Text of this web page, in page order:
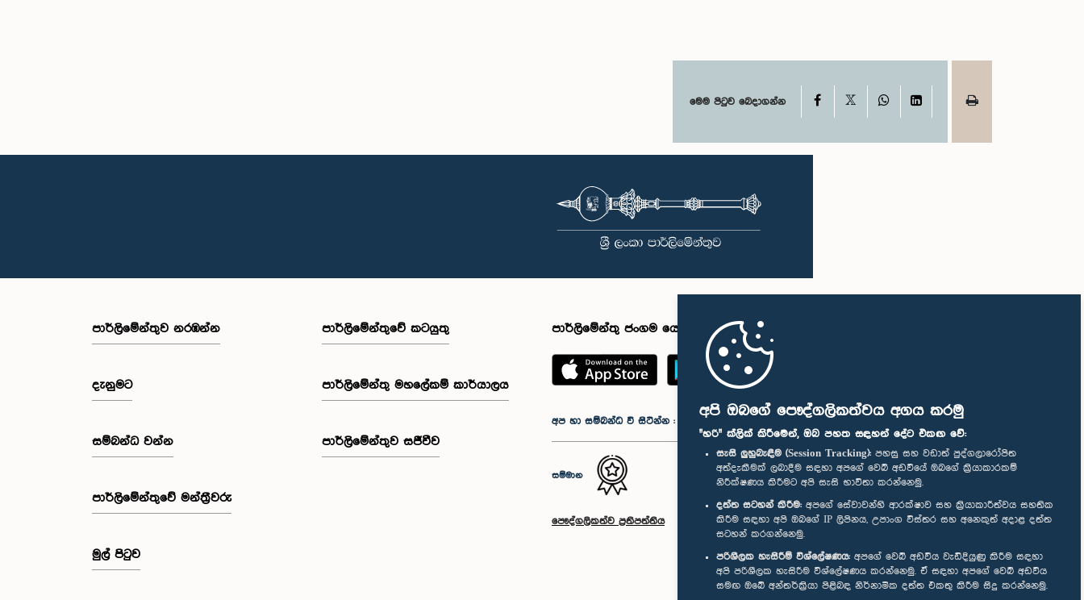
අපි ඔබගේ පෞද්ගලිකත්වය අගය කරමු
"හරි" ක්ලික් කිරීමෙන්, ඔබ පහත සඳහන් දේට එකඟ වේ:
සැසි ලුහුබැඳීම (Session Tracking): පහසු සහ වඩාත් පුද්ගලාරෝපිත
අත්දැකීමක් ලබාදීම සඳහා අපගේ වෙබ් අඩවියේ ඔබගේ ක්‍රියාකාරකම්
නිරීක්ෂණය කිරීමට අපි සැසි භාවිතා කරන්නෙමු.
දත්ත සටහන් කිරීම: අපගේ සේවාවන්හි ආරක්ෂාව සහ ක්‍රියාකාරීත්වය සහතික
කිරීම සඳහා අපි ඔබගේ IP ලිපිනය, උපාංග විස්තර සහ අනෙකුත් අදාළ දත්ත
සටහන් කරගන්නෙමු.
පරිශීලක හැසිරීම් විශ්ලේෂණය: අපගේ වෙබ් අඩවිය වැඩිදියුණු කිරීම සඳහා
අපි පරිශීලක හැසිරීම විශ්ලේෂණය කරන්නෙමු. ඒ සඳහා අපගේ වෙබ් අඩවිය
සමඟ ඔබේ අන්තර්ක්‍රියා පිළිබඳ නිර්නාමික දත්ත එකතු කිරීම සිදු කරන්නෙමු.
මෙම පිටුව බෙදාගන්න Facebook WhatsAppLinkedIn
පාර්ලි‌මේන්තුව නරඹන්න
දැනුමට
සම්බන්ධ වන්න
පාර්ලි‌මේන්තුවේ මන්ත්‍රීවරු
මුල් පිටුව
පාර්ලිමේන්තුවේ කටයුතු
පාර්ලිමේන්තු මහලේකම් කාර්යාලය
පාර්ලිමේන්තුව සජීවීව
පාර්ලිමේන්තු ජංගම යෙදුම
අප හා සම්බන්ධ වී සිටින්න :
සම්මාන
පෞද්ගලිකත්ව ප්‍රතිපත්තිය